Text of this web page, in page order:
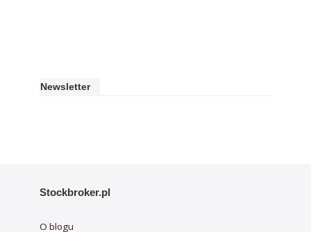
Newsletter
Stockbroker.pl
O blogu